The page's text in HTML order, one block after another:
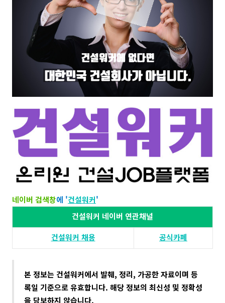
네이버 검색창에 '건설워커'​​
건설워커 네이버 연관채널
건설워커 채용​
공식카페
본 정보는 건설워커에서 발췌, 정리, 가공한 자료이며 등
록일 기준으로 유효합니다. 해당 정보의 최신성 및 정확성
을 담보하지 않습니다​.